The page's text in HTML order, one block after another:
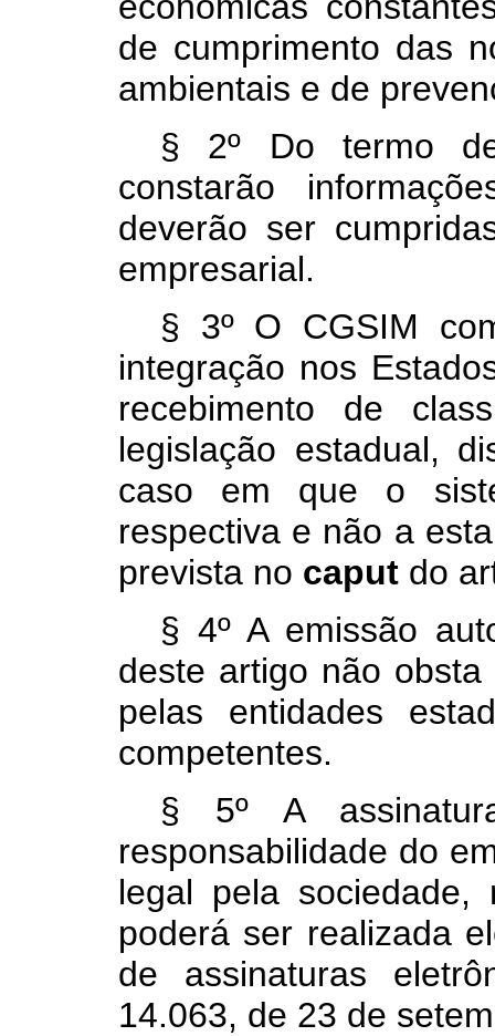
de cumprimento das
ambientais e de
§ 2º Do termo
constarão
deverão ser
empresarial.
§ 3º O CGSIM
integração nos
recebimento de
legislação estadual,
caso em que o
respectiva e não a
prevista no caputdo
§ 4º A emissão
deste artigo não
pelas entidades
competentes.
§ 5º A
responsabilidade do
legal pela
poderá ser realizada
de assinaturas
14.063, de 23 de